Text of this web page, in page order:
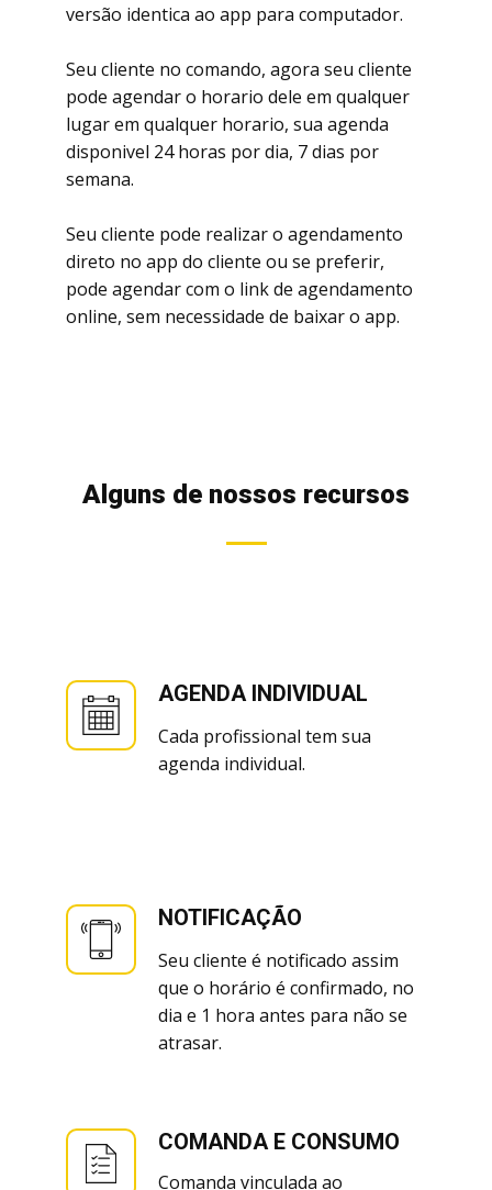
versão identica ao app para computador.
Seu cliente no comando, agora seu cliente
pode agendar o horario dele em qualquer
lugar em qualquer horario, sua agenda
disponivel 24 horas por dia, 7 dias por
semana.
Seu cliente pode realizar o agendamento
direto no app do cliente ou se preferir,
pode agendar com o link de agendamento
online, sem necessidade de baixar o app.
Alguns de nossos recursos
AGENDA INDIVIDUAL
Cada profissional tem sua
agenda individual.
NOTIFICAÇÃO
Seu cliente é notificado assim
que o horário é confirmado, no
dia e 1 hora antes para não se
atrasar.
COMANDA E CONSUMO
Comanda vinculada ao